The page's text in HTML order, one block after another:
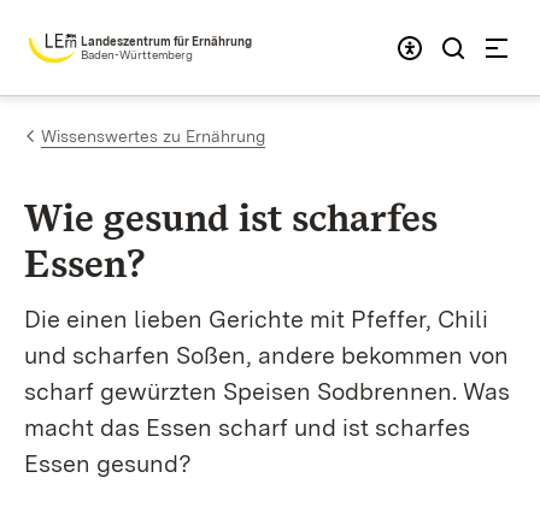
Zum Inhalt springen
Landeszentrum für Ernährung
Baden-Württemberg
Wissenswertes zu Ernährung
Wie ge­sund ist schar­fes
Essen?
Die einen lieben Gerichte mit Pfeffer, Chili
und scharfen Soßen, andere bekommen von
scharf gewürzten Speisen Sodbrennen. Was
macht das Essen scharf und ist scharfes
Essen gesund?